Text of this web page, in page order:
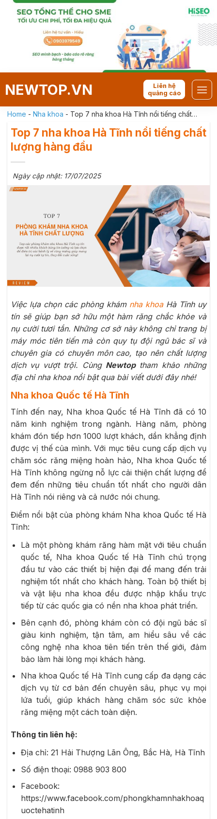
Skip
NEWTOP.VN
Liên hệ
quảng cáo
Home - Nha khoa - Top 7 nha khoa Hà Tĩnh nổi tiếng chất
Top 7 nha khoa Hà Tĩnh nổi tiếng chất
lượng hàng đầu
Ngày cập nhật: 17/07/2025
Việc lựa chọn các phòng khám nha khoaHà Tĩnh uy
tín sẽ giúp bạn sở hữu một hàm răng chắc khỏe và
nụ cười tươi tắn. Những cơ sở này không chỉ trang bị
máy móc tiên tiến mà còn quy tụ đội ngũ bác sĩ và
chuyên gia có chuyên môn cao, tạo nên chất lượng
dịch vụ vượt trội. Cùng Newtoptham khảo những
địa chỉ nha khoa nổi bật qua bài viết dưới đây nhé!
Nha khoa Quốc tế Hà Tĩnh
Tính đến nay, Nha khoa Quốc tế Hà Tĩnh đã có 10
năm kinh nghiệm trong ngành. Hàng năm, phòng
khám đón tiếp hơn 1000 lượt khách, dần khẳng định
được vị thế của mình. Với mục tiêu cung cấp dịch vụ
chăm sóc răng miệng hoàn hảo, Nha khoa Quốc tế
Hà Tĩnh không ngừng nỗ lực cải thiện chất lượng để
đem đến những tiêu chuẩn tốt nhất cho người dân
Hà Tĩnh nói riêng và cả nước nói chung.
Điểm nổi bật của phòng khám Nha khoa Quốc tế Hà
Tĩnh:
Là một phòng khám răng hàm mặt với tiêu chuẩn
quốc tế, Nha khoa Quốc tế Hà Tĩnh chú trọng
đầu tư vào các thiết bị hiện đại để mang đến trải
nghiệm tốt nhất cho khách hàng. Toàn bộ thiết bị
và vật liệu nha khoa đều được nhập khẩu trực
tiếp từ các quốc gia có nền nha khoa phát triển.
Bên cạnh đó, phòng khám còn có đội ngũ bác sĩ
giàu kinh nghiệm, tận tâm, am hiểu sâu về các
công nghệ nha khoa tiên tiến trên thế giới, đảm
bảo làm hài lòng mọi khách hàng.
Nha khoa Quốc tế Hà Tĩnh cung cấp đa dạng các
dịch vụ từ cơ bản đến chuyên sâu, phục vụ mọi
lứa tuổi, giúp khách hàng chăm sóc sức khỏe
răng miệng một cách toàn diện.
Thông tin liên hệ:
Địa chỉ: 21 Hải Thượng Lãn Ông, Bắc Hà, Hà Tĩnh
Số điện thoại: 0988 903 800
Facebook:
https://www.facebook.com/phongkhamnhakhoaq
uoctehatinh